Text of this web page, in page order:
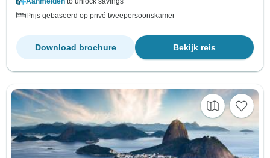
Prijs gebaseerd op privé tweepersoonskamer
Bekijk reis
Download brochure